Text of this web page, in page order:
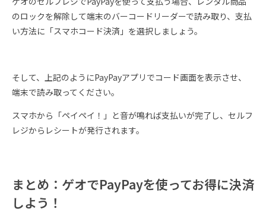
のロックを解除して端末のバーコードリーダーで読み取り、支払
い方法に「スマホコード決済」を選択しましょう。
そして、上記のようにPayPayアプリでコード画面を表示させ、
端末で読み取ってください。
スマホから「ペイペイ！」と音が鳴れば支払いが完了し、セルフ
レジからレシートが発行されます。
まとめ：ゲオでPayPayを使ってお得に決済
しよう！